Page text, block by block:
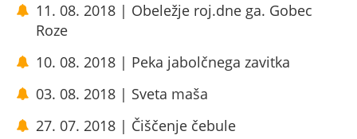
11. 08. 2018 | Obeležje roj.dne ga. Gobec
Roze
10. 08. 2018 | Peka jabolčnega zavitka
03. 08. 2018 | Sveta maša
27. 07. 2018 | Čiščenje čebule